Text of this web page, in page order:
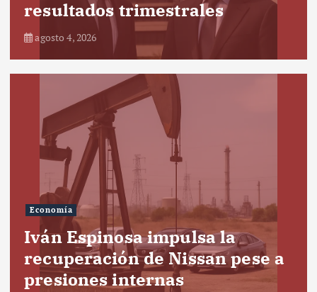
resultados trimestrales
agosto 4, 2026
Economía
Iván Espinosa impulsa la
recuperación de Nissan pese a
presiones internas